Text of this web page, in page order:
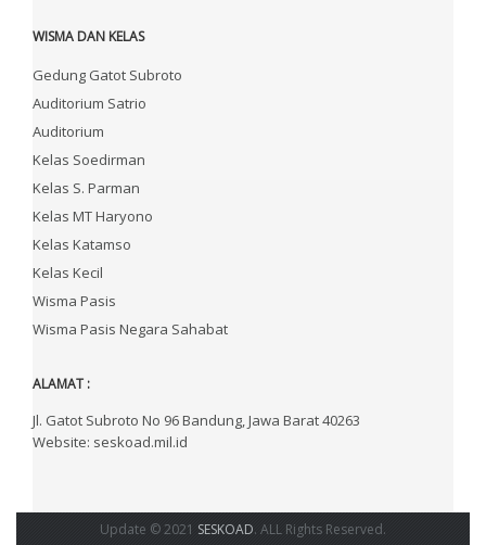
WISMA DAN KELAS
Gedung Gatot Subroto
Auditorium Satrio
Auditorium
Kelas Soedirman
Kelas S. Parman
Kelas MT Haryono
Kelas Katamso
Kelas Kecil
Wisma Pasis
Wisma Pasis Negara Sahabat
ALAMAT :
Jl. Gatot Subroto No 96 Bandung, Jawa Barat 40263
Website: seskoad.mil.id
Update © 2021 SESKOAD. ALL Rights Reserved.